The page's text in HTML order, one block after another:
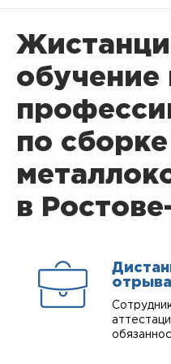
обучение
по сборке
в